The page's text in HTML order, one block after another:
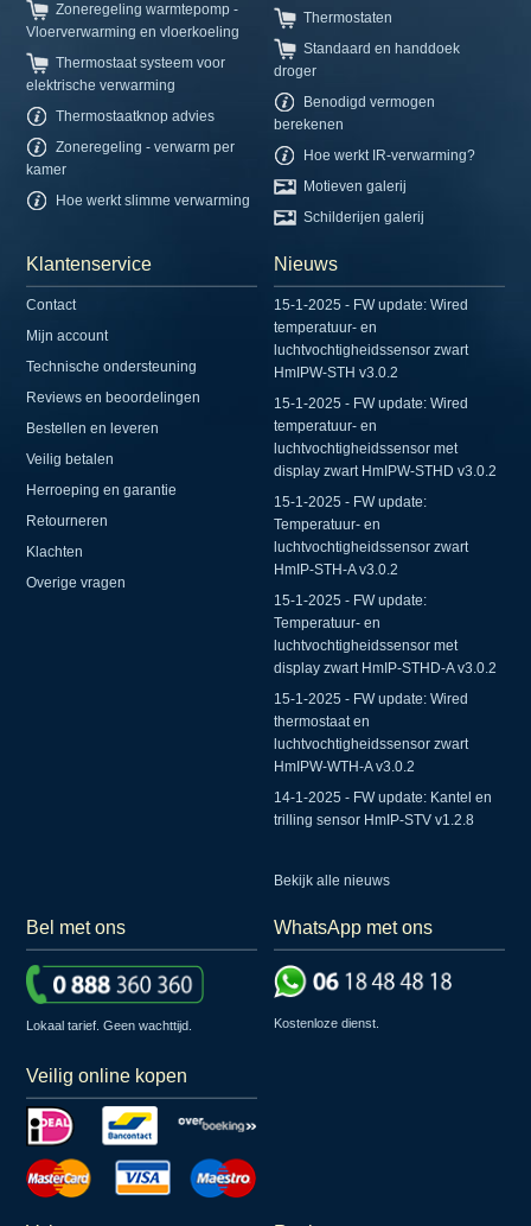
Zoneregeling warmtepomp -
Vloerverwarming en vloerkoeling
Thermostaat systeem voor
elektrische verwarming
Thermostaatknop advies
Zoneregeling - verwarm per
kamer
Hoe werkt slimme verwarming
Thermostaten
Standaard en handdoek
droger
Benodigd vermogen
berekenen
Hoe werkt IR-verwarming?
Motieven galerij
Schilderijen galerij
Klantenservice
Contact
Mijn account
Technische ondersteuning
Reviews en beoordelingen
Bestellen en leveren
Veilig betalen
Herroeping en garantie
Retourneren
Klachten
Overige vragen
Nieuws
15-1-2025 - FW update: Wired
temperatuur- en
luchtvochtigheidssensor zwart
HmIPW-STH v3.0.2
15-1-2025 - FW update: Wired
temperatuur- en
luchtvochtigheidssensor met
display zwart HmIPW-STHD v3.0.2
15-1-2025 - FW update:
Temperatuur- en
luchtvochtigheidssensor zwart
HmIP-STH-A v3.0.2
15-1-2025 - FW update:
Temperatuur- en
luchtvochtigheidssensor met
display zwart HmIP-STHD-A v3.0.2
15-1-2025 - FW update: Wired
thermostaat en
luchtvochtigheidssensor zwart
HmIPW-WTH-A v3.0.2
14-1-2025 - FW update: Kantel en
trilling sensor HmIP-STV v1.2.8
Bekijk alle nieuws
Bel met ons
Lokaal tarief. Geen wachttijd.
WhatsApp met ons
Kostenloze dienst.
Veilig online kopen